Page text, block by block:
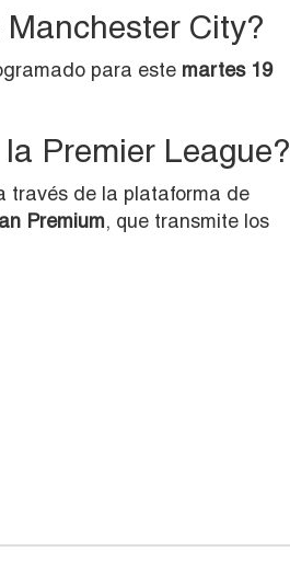
City?
para este martes 19
Premier League?
través de la plataforma de
Premium, que transmite los